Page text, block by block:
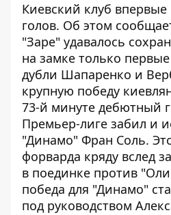
Киевский клуб впервые
голов. Об этом
"Заре" удавалось
на замке только
дубли Шапаренко и
крупную победу
73-й минуте дебютный
Премьер-лиге забил и
"Динамо" Фран Соль.
форварда кряду вслед
в поединке против
победа для "Динамо"
под руководством